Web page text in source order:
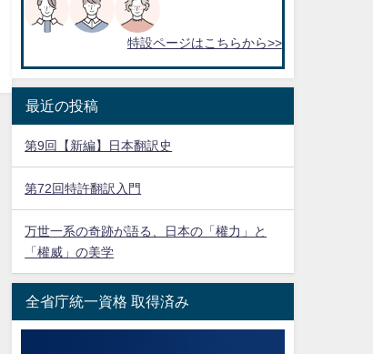
特設ページはこちらから>>
最近の投稿
第9回【新編】日本翻訳史
第72回特許翻訳入門
万世一系の奇跡が語る、日本の「權力」と
「權威」の美学
全省庁統一資格 取得済み